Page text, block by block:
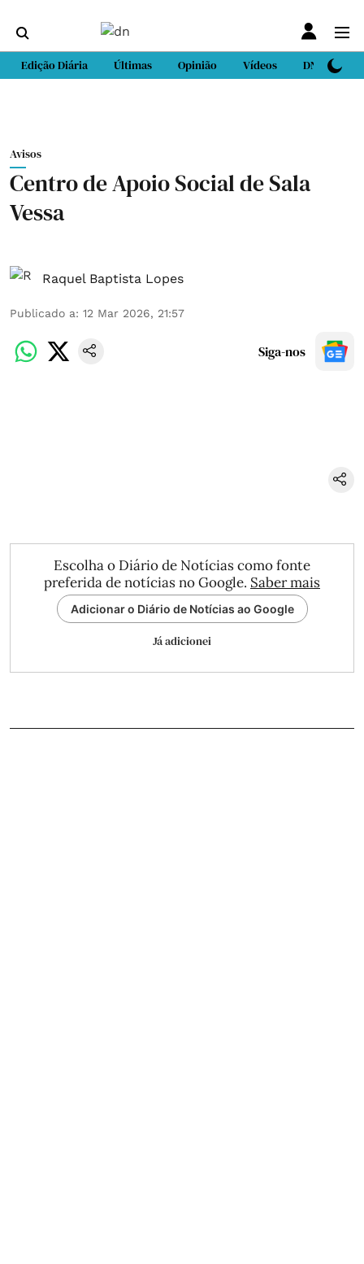
Edição Diária Últimas Opinião Vídeos DN Sport
Avisos
Centro de Apoio Social de Sala
Vessa
Raquel Baptista Lopes
Publicado a: 12 Mar 2026, 21:57
Siga-nos
Escolha o Diário de Notícias como fonte
preferida de notícias no Google. Saber mais
Adicionar o Diário de Notícias ao Google
Já adicionei